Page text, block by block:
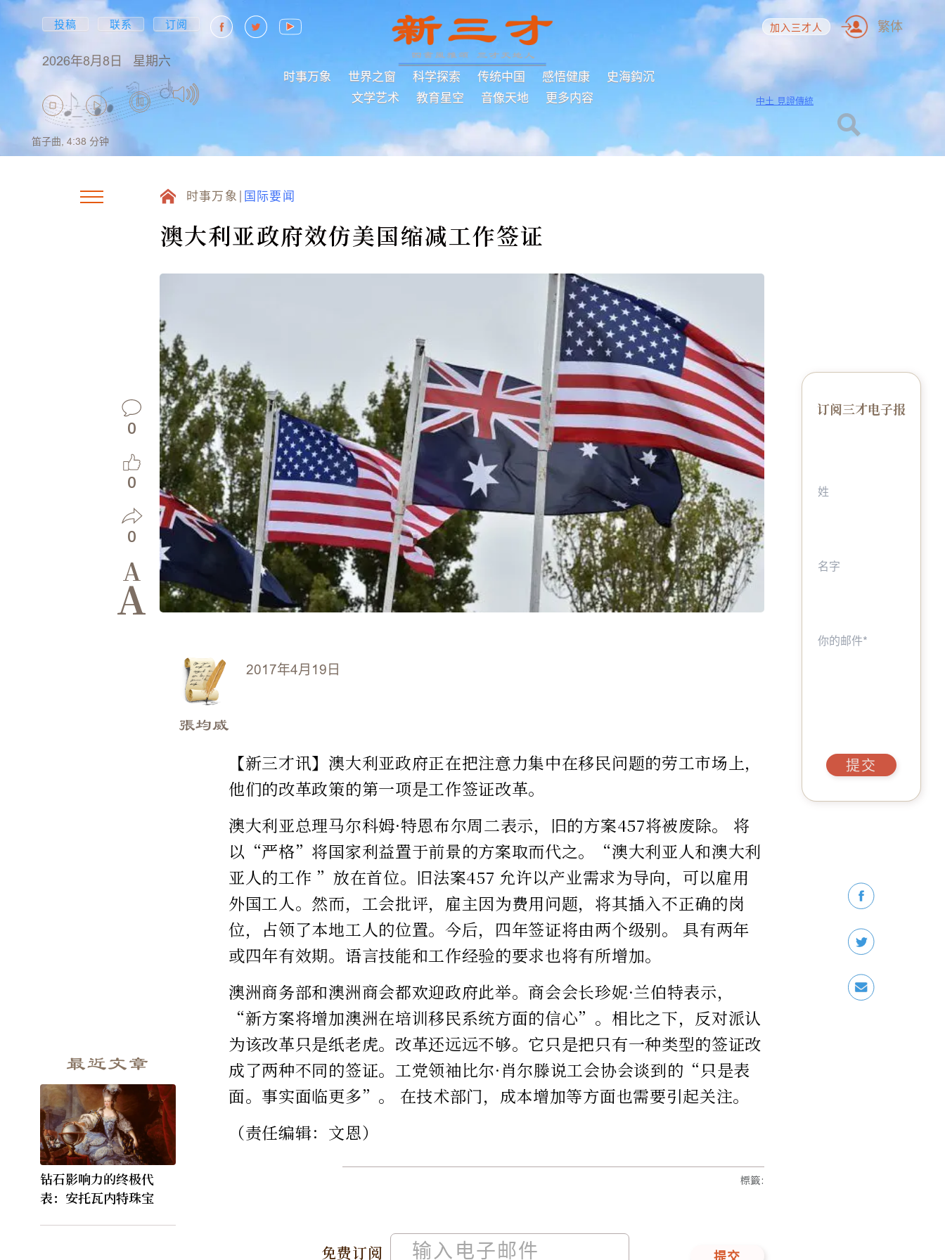
投稿 联系 订阅
2026年8月8日 星期六
时事万象 世界之窗 科学探索 传统中国 感悟健康
史海鈎沉
文学艺术
教育星空 音像天地 更多内容
加入三才人 繁体
中土 見證傳統
笛子曲, 4:38 分钟
时事万象 国际要闻
澳大利亚政府效仿美国缩减工作签证
0
0
0
A
A
最近文章
钻石影响力的终极代
表：安托瓦内特珠宝
2017年4月19日
張均威
【新三才讯】澳大利亚政府正在把注意力集中在移民问题的劳工市场上，
他们的改革政策的第一项是工作签证改革。
澳大利亚总理马尔科姆·特恩布尔周二表示，旧的方案457将被废除。 将
以“严格”将国家利益置于前景的方案取而代之。“澳大利亚人和澳大利
亚人的工作 ”放在首位。旧法案457 允许以产业需求为导向，可以雇用
外国工人。然而，工会批评，雇主因为费用问题，将其插入不正确的岗
位，占领了本地工人的位置。今后，四年签证将由两个级别。 具有两年
或四年有效期。语言技能和工作经验的要求也将有所增加。
澳洲商务部和澳洲商会都欢迎政府此举。商会会长珍妮·兰伯特表示，
“新方案将增加澳洲在培训移民系统方面的信心”。相比之下，反对派认
为该改革只是纸老虎。改革还远远不够。它只是把只有一种类型的签证改
成了两种不同的签证。工党领袖比尔·肖尔滕说工会协会谈到的“只是表
面。事实面临更多”。 在技术部门，成本增加等方面也需要引起关注。
（责任编辑：文恩）
免费订阅
標籤:
订阅三才电子报
提交